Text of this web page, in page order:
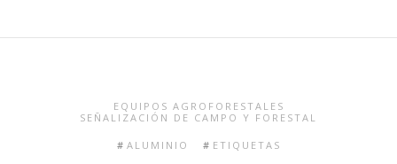
EQUIPOS AGROFORESTALES
SEÑALIZACIÓN DE CAMPO Y FORESTAL
ALUMINIO ETIQUETAS